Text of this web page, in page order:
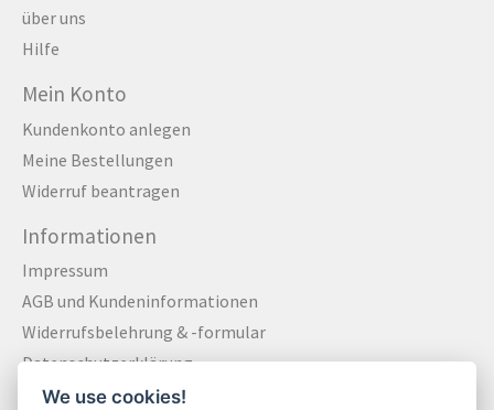
über uns
Hilfe
Mein Konto
Kundenkonto anlegen
Meine Bestellungen
Widerruf beantragen
Informationen
Impressum
AGB und Kundeninformationen
Widerrufsbelehrung & -formular
Datenschutzerklärung
Zahlungsarten
We use cookies!